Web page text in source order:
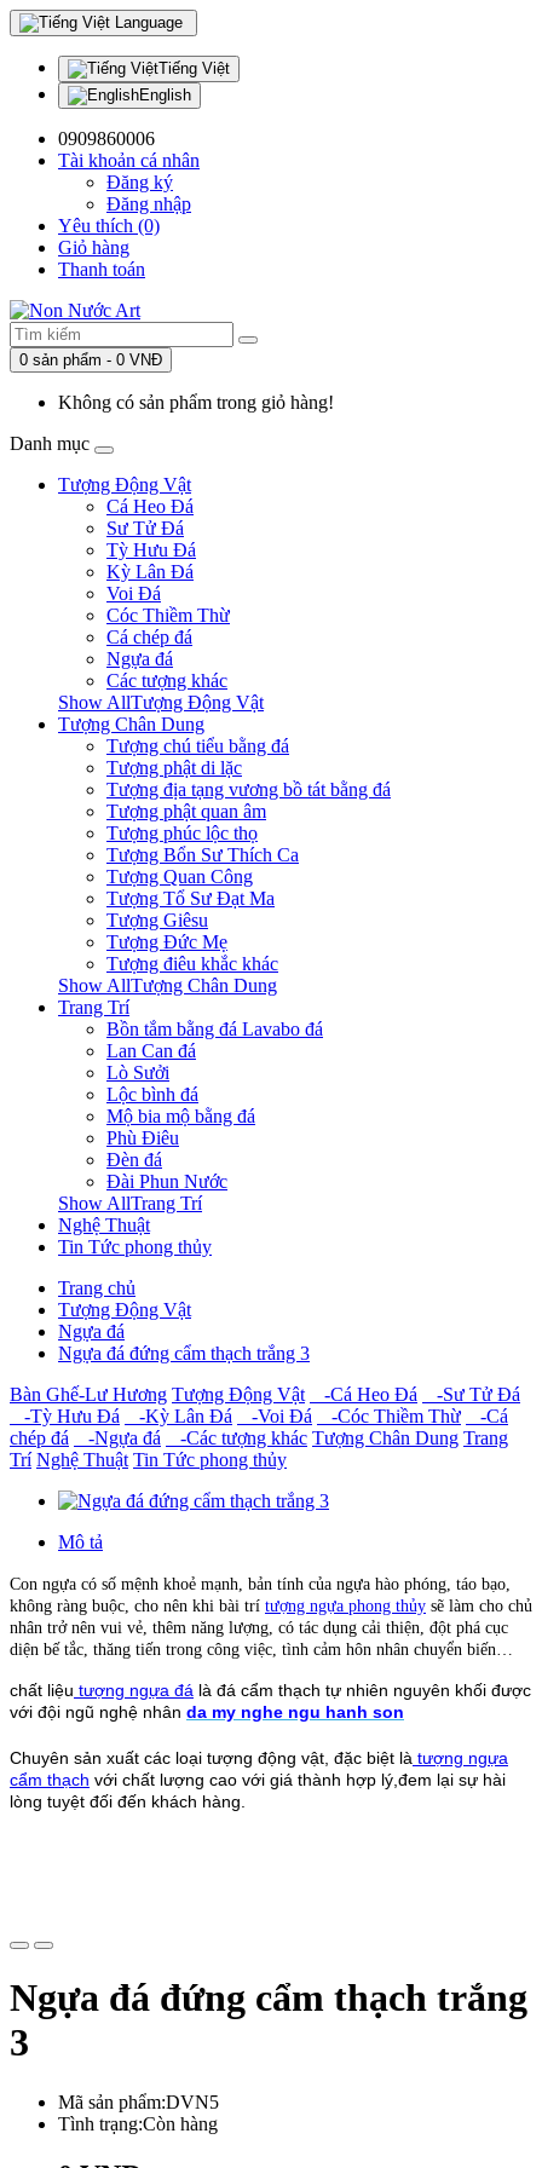
Language
Tiếng Việt
English
0909860006
Tài khoản cá nhân
Đăng ký
Đăng nhập
Yêu thích (0)
Giỏ hàng
Thanh toán
0 sản phẩm - 0 VNĐ
Không có sản phẩm trong giỏ hàng!
Danh mục
Tượng Động Vật
Cá Heo Đá
Sư Tử Đá
Tỳ Hưu Đá
Kỳ Lân Đá
Voi Đá
Cóc Thiềm Thừ
Cá chép đá
Ngựa đá
Các tượng khác
Show AllTượng Động Vật
Tượng Chân Dung
Tượng chú tiểu bằng đá
Tượng phật di lặc
Tượng địa tạng vương bồ tát bằng đá
Tượng phật quan âm
Tượng phúc lộc thọ
Tượng Bổn Sư Thích Ca
Tượng Quan Công
Tượng Tổ Sư Đạt Ma
Tượng Giêsu
Tượng Đức Mẹ
Tượng điêu khắc khác
Show AllTượng Chân Dung
Trang Trí
Bồn tắm bằng đá Lavabo đá
Lan Can đá
Lò Sưởi
Lộc bình đá
Mộ bia mộ bằng đá
Phù Điêu
Đèn đá
Đài Phun Nước
Show AllTrang Trí
Nghệ Thuật
Tin Tức phong thủy
Trang chủ
Tượng Động Vật
Ngựa đá
Ngựa đá đứng cẩm thạch trắng 3
Bàn Ghế-Lư Hương Tượng Động Vật -Cá Heo Đá
-Sư Tử Đá
-Tỳ Hưu Đá
-Kỳ Lân Đá -Voi Đá -Cóc Thiềm Thừ
-Cá
chép đá
-Ngựa đá -Các tượng khác Tượng Chân Dung Trang
Trí Nghệ Thuật Tin Tức phong thủy
Mô tả
Con ngựa có số mệnh khoẻ mạnh, bản tính của ngựa hào phóng, táo bạo,
không ràng buộc, cho nên khi bài trí tượng ngựa phong thủy sẽ làm cho chủ
nhân trở nên vui vẻ, thêm năng lượng, có tác dụng cải thiện, đột phá cục
diện bế tắc, thăng tiến trong công việc, tình cảm hôn nhân chuyển biến…
chất liệu tượng ngựa đá là đá cẩm thạch tự nhiên nguyên khối được
với đội ngũ nghệ nhân da my nghe ngu hanh son
Chuyên sản xuất các loại tượng động vật, đặc biệt là tượng ngựa
cẩm thạch với chất lượng cao với giá thành hợp lý,đem lại sự hài
lòng tuyệt đối đến khách hàng.
Ngựa đá đứng cẩm thạch trắng
3
Mã sản phẩm:DVN5
Tình trạng:Còn hàng